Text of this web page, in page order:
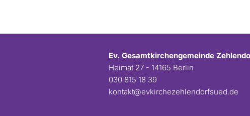
Ev. Gesamtkirchengemeinde
Heimat 27 - 14165 Berlin
030 815 18 39
kontakt@evkirchezehlendorfsued.de